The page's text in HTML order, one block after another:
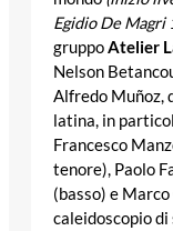
Egidio De Magri
gruppoAtelier
Nelson
Alfredo Muñoz,
latina, in
Francesco
tenore), Paolo
(basso) e
caleidoscopio